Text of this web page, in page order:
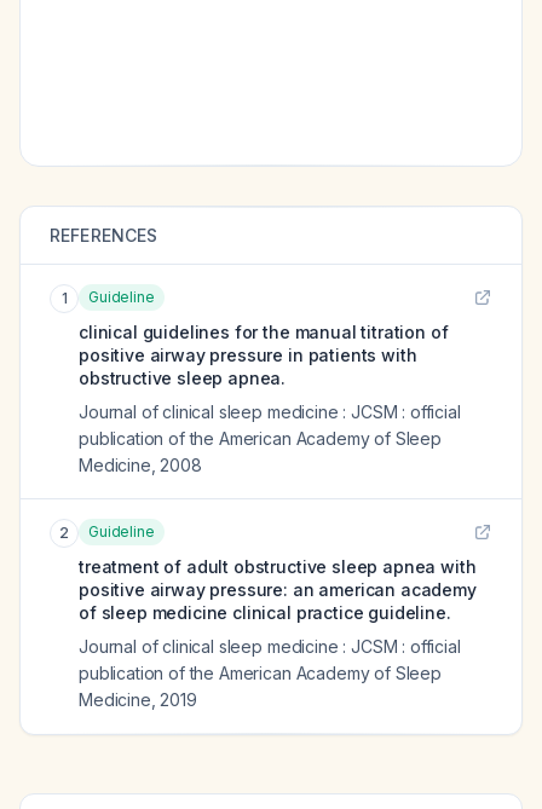
REFERENCES
1 Guideline
clinical guidelines for the manual titration of
positive airway pressure in patients with
obstructive sleep apnea.
Journal of clinical sleep medicine : JCSM : official
publication of the American Academy of Sleep
Medicine 2008
2 Guideline
treatment of adult obstructive sleep apnea with
positive airway pressure: an american academy
of sleep medicine clinical practice guideline.
Journal of clinical sleep medicine : JCSM : official
publication of the American Academy of Sleep
Medicine 2019